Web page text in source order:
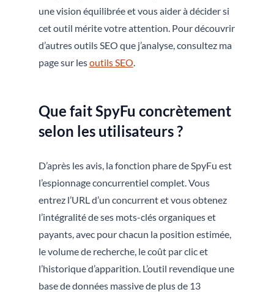
une vision équilibrée et vous aider à décider si
cet outil mérite votre attention. Pour découvrir
d’autres outils SEO que j’analyse, consultez ma
page sur lesoutils SEO
Que fait SpyFu concrètement
selon les utilisateurs ?
D’après les avis, la fonction phare de SpyFu est
l’espionnage concurrentiel complet. Vous
entrez l’URL d’un concurrent et vous obtenez
l’intégralité de ses mots-clés organiques et
payants, avec pour chacun la position estimée,
le volume de recherche, le coût par clic et
l’historique d’apparition. L’outil revendique une
base de données massive de plus de 13